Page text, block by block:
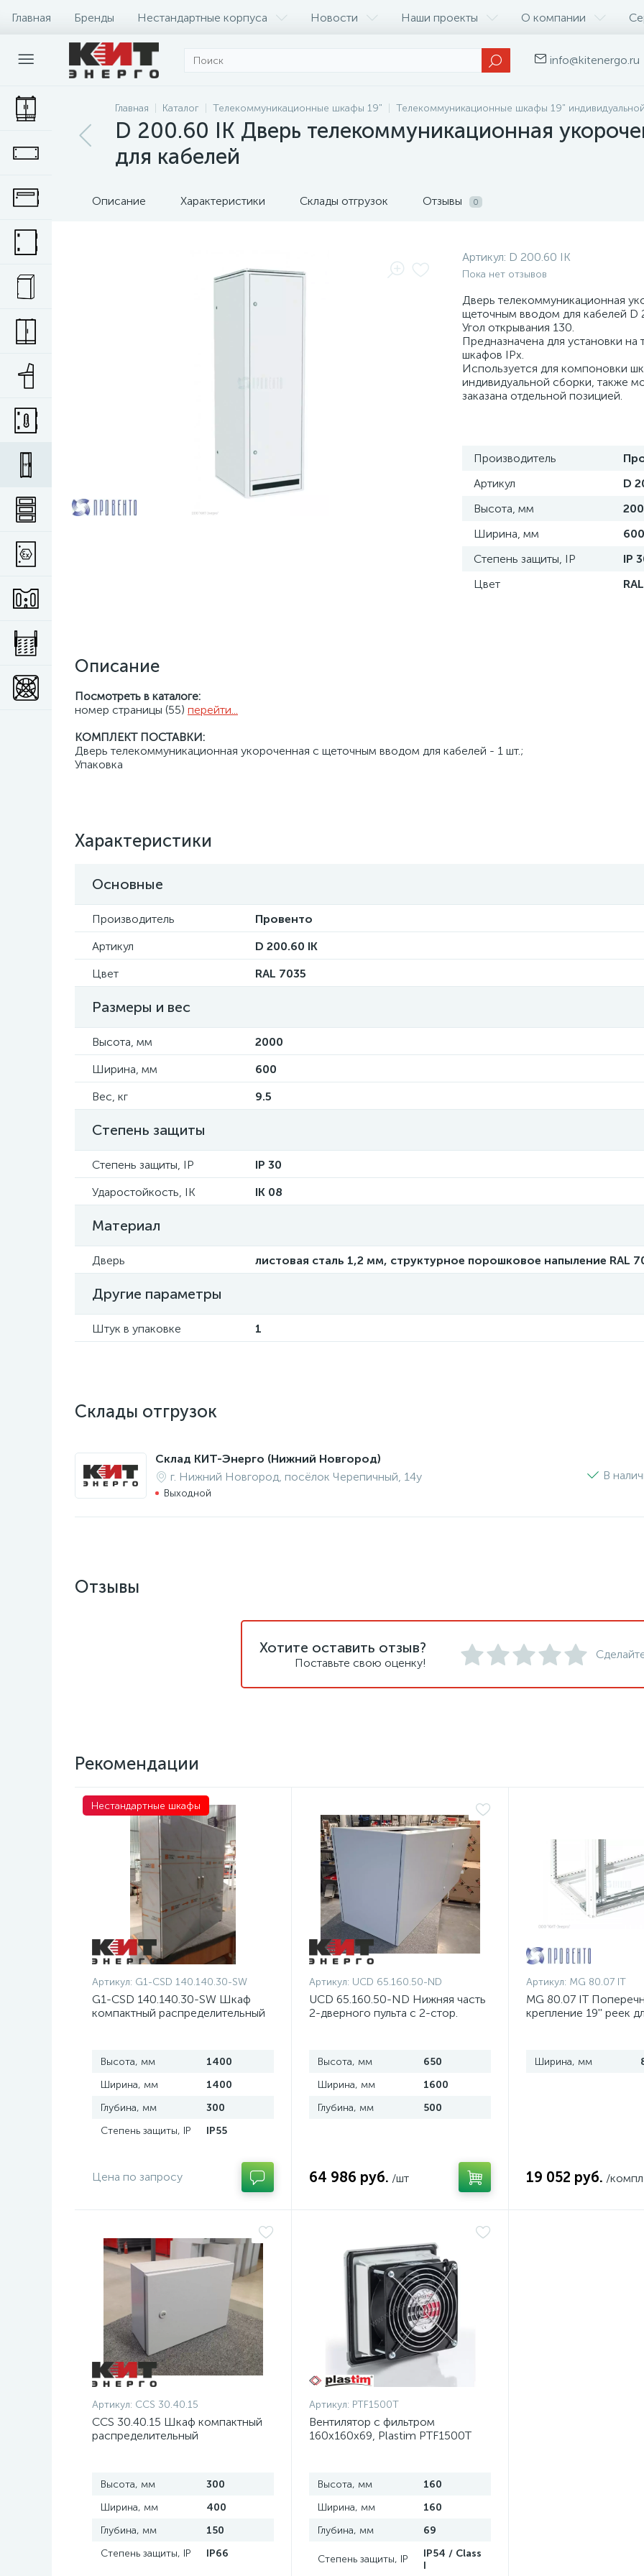
Главная Бренды Нестандартные корпуса Новости Наши проекты О компании
info@kitenergo.ru
Главная Каталог Телекоммуникационные шкафы 19" Телекоммуникационные шкафы 19"
D 200.60 IK Дверь телекоммуникационная
для кабелей
Описание Характеристики Склады отгрузок Отзывы 0
Артикул: D 200.60 IK
Пока нет отзывов
Дверь телекоммуникационная
щеточным вводом для кабелей D
Угол открывания 130.
Предназначена для установки на
шкафов IPx.
Используется для компоновки
индивидуальной сборки, также
заказана отдельной позицией.
Производитель
Артикул
D
Высота, мм
Ширина, мм
600
Степень защиты, IP
IP
Цвет
Описание
Посмотреть в каталоге:
номер страницы (55) перейти...
КОМПЛЕКТ ПОСТАВКИ:
Дверь телекоммуникационная укороченная с щеточным вводом для кабелей - 1 шт.;
Упаковка
Характеристики
Основные
Производитель
Провенто
Артикул
D 200.60 IK
Цвет
RAL 7035
Размеры и вес
Высота, мм
2000
Ширина, мм
600
Вес, кг
9.5
Степень защиты
Степень защиты, IP
IP 30
Ударостойкость, IK
IK 08
Материал
Дверь листовая сталь 1,2 мм, структурное порошковое напыление RAL
Другие параметры
Штук в упаковке 1
Склады отгрузок
Склад КИТ-Энерго (Нижний Новгород)
г. Нижний Новгород, посёлок Черепичный, 14у
Выходной
В
Отзывы
Хотите оставить отзыв?
Поставьте свою оценку!
Рекомендации
Нестандартные шкафы
Артикул: G1-CSD 140.140.30-SW
G1-CSD 140.140.30-SW Шкаф
компактный распределительный
Высота, мм
1400
Ширина, мм
1400
Глубина, мм
300
Степень защиты, IP
IP55
Цена по запросу
Артикул: UCD 65.160.50-ND
UCD 65.160.50-ND Нижняя часть
2-дверного пульта с 2-стор.
Высота, мм
650
Ширина, мм
1600
Глубина, мм
500
64 986 руб. /шт
Артикул: MG 80.07 IT
MG 80.07 IT
крепление 19'' реек
Ширина, мм
19 052 руб. /компл
Артикул: CCS 30.40.15
CCS 30.40.15 Шкаф компактный
распределительный
Высота, мм
300
Ширина, мм
400
Глубина, мм
150
Степень защиты, IP
IP66
Артикул: PTF1500T
Вентилятор с фильтром
160x160x69, Plastim PTF1500T
Высота, мм
160
Ширина, мм
160
Глубина, мм
69
Степень защиты, IP
IP54 / Class
I